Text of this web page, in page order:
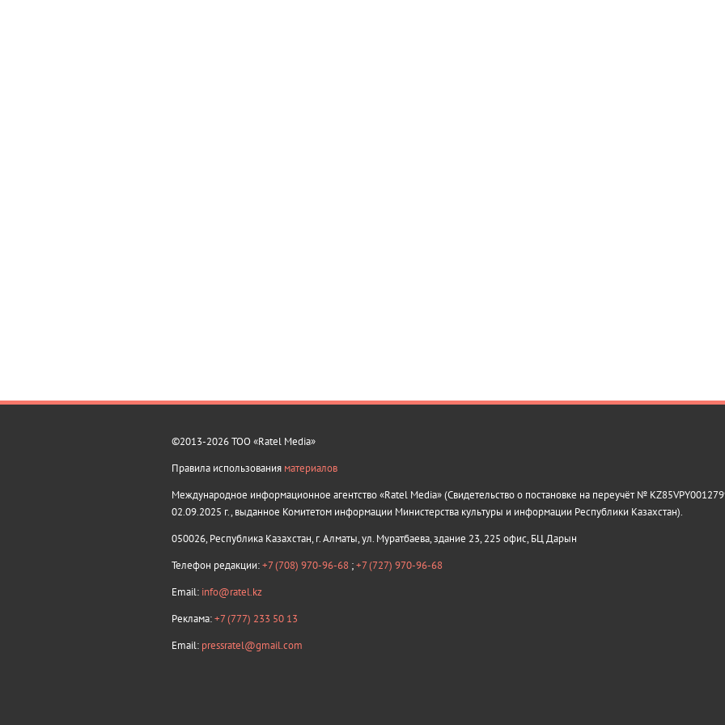
©2013-2026 ТОО «Ratel Media»
Правила использования материалов
Международное информационное агентство «Ratel Media» (Свидетельство о постановке на переучёт №
02.09.2025 г., выданное Комитетом информации Министерства культуры и информации Республики Казахстан).
050026, Республика Казахстан, г. Алматы, ул. Муратбаева, здание 23, 225 офис, БЦ Дарын
Телефон редакции:+7 (708) 970-96-68 ;+7 (727) 970-96-68
Email: info@ratel.kz
Реклама:+7 (777) 233 50 13
Email: pressratel@gmail.com